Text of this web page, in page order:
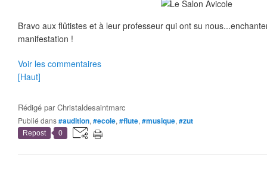
Bravo aux flûtistes et à leur professeur qui ont su
manifestation !
Voir les commentaires
[Haut]
Rédigé parChristaldesaintmarc
Publié dans#audition, #ecole, #flute, #musique, #zut
Repost 0